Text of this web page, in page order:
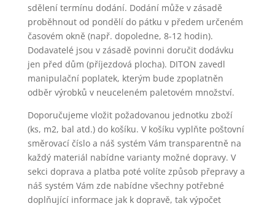
sdělení termínu dodání. Dodání může v zásadě
proběhnout od pondělí do pátku v předem určeném
časovém okně (např. dopoledne, 8-12 hodin).
Dodavatelé jsou v zásadě povinni doručit dodávku
jen před dům (příjezdová plocha). DITON zavedl
manipulační poplatek, kterým bude zpoplatněn
odběr výrobků v neuceleném paletovém množství.
Doporučujeme vložit požadovanou jednotku zboží
(ks, m2, bal atd.) do košíku. V košíku vyplňte poštovní
směrovací číslo a náš systém Vám transparentně na
každý materiál nabídne varianty možné dopravy. V
sekci doprava a platba poté volíte způsob přepravy a
náš systém Vám zde nabídne všechny potřebné
doplňující informace jak k dopravě, tak výpočet